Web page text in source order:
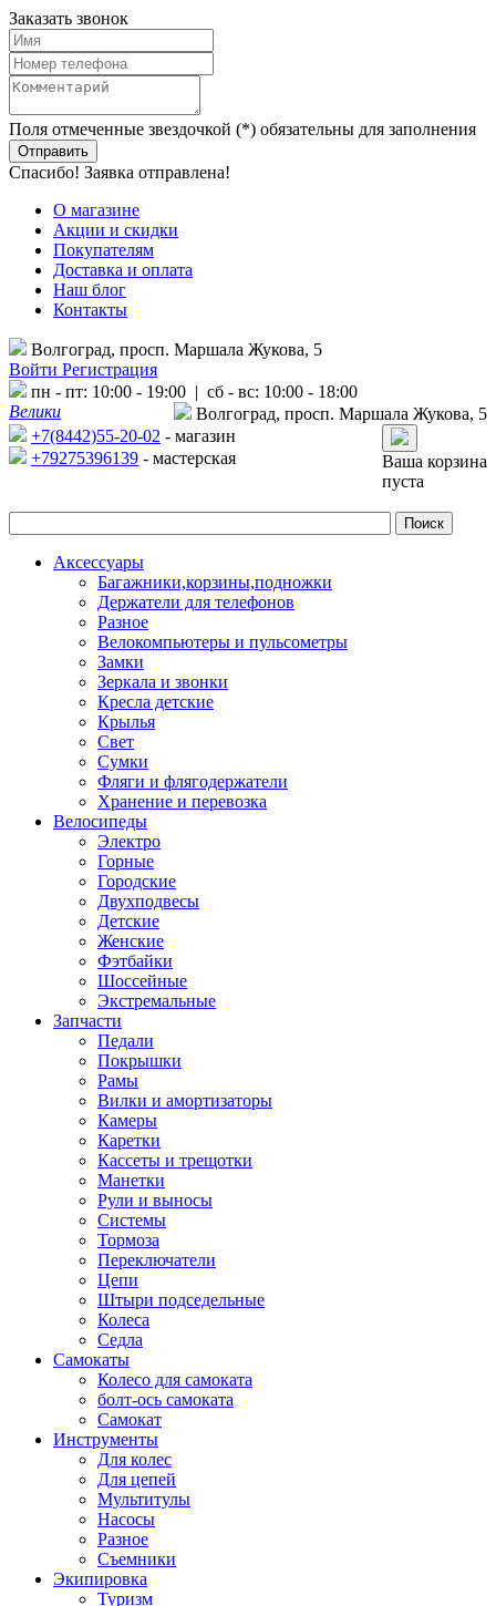
Заказать звонок
Поля отмеченные звездочкой (*) обязательны для заполнения
Спасибо! Заявка отправлена!
О магазине
Акции и скидки
Покупателям
Доставка и оплата
Наш блог
Контакты
Волгоград, просп. Маршала Жукова, 5
Войти Регистрация
пн - пт: 10:00 - 19:00 | сб - вс: 10:00 - 18:00
Велики
Волгоград, просп. Маршала Жукова, 5
+7(8442)55-20-02 - магазин
+79275396139 - мастерская
Ваша корзина
пуста
Аксессуары
Багажники,корзины,подножки
Держатели для телефонов
Разное
Велокомпьютеры и пульсометры
Замки
Зеркала и звонки
Кресла детские
Крылья
Свет
Сумки
Фляги и флягодержатели
Хранение и перевозка
Велосипеды
Электро
Горные
Городские
Двухподвесы
Детские
Женские
Фэтбайки
Шоссейные
Экстремальные
Запчасти
Педали
Покрышки
Рамы
Вилки и амортизаторы
Камеры
Каретки
Кассеты и трещотки
Манетки
Рули и выносы
Системы
Тормоза
Переключатели
Цепи
Штыри подседельные
Колеса
Седла
Самокаты
Колесо для самоката
болт-ось самоката
Самокат
Инструменты
Для колес
Для цепей
Мультитулы
Насосы
Разное
Съемники
Экипировка
Туризм